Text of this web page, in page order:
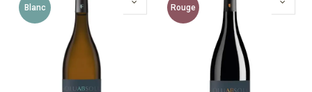
Blanc Rouge